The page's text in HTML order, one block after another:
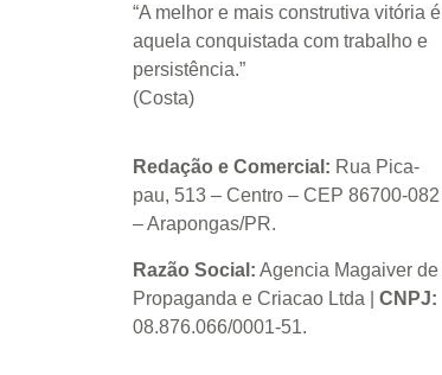
“A melhor e mais construtiva vitória é
aquela conquistada com trabalho e
persistência.”
(Costa)
Redação e Comercial: Rua Pica-
pau, 513 – Centro – CEP 86700-082
– Arapongas/PR.
Razão Social: Agencia Magaiver de
Propaganda e Criacao Ltda
CNPJ:
08.876.066/0001-51.